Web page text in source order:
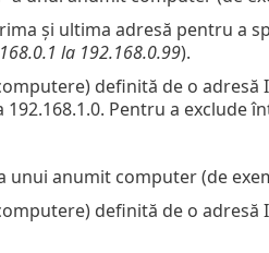
și ultima adresă pentru a
la 192.168.0.99).
definită de o adresă
192.168.1.0. Pentru a exclude
unui anumit computer (de
definită de o adresă